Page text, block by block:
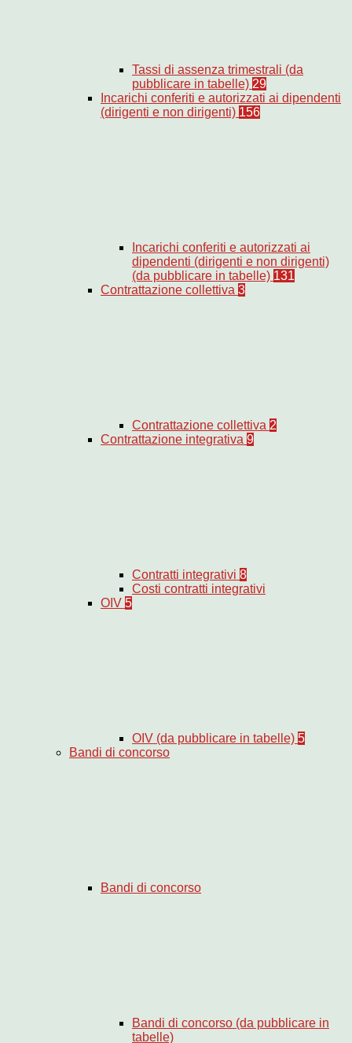
Tassi di assenza trimestrali (da
pubblicare in tabelle) 29
Incarichi conferiti e autorizzati ai dipendenti
(dirigenti e non dirigenti) 156
Incarichi conferiti e autorizzati ai
dipendenti (dirigenti e non dirigenti)
(da pubblicare in tabelle) 131
Contrattazione collettiva 3
Contrattazione collettiva 2
Contrattazione integrativa 9
Contratti integrativi 8
Costi contratti integrativi
OIV 5
OIV (da pubblicare in tabelle) 5
Bandi di concorso
Bandi di concorso
Bandi di concorso (da pubblicare in
tabelle)